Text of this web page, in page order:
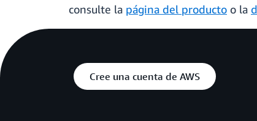
consulte la página del producto o la
Cree una cuenta de AWS